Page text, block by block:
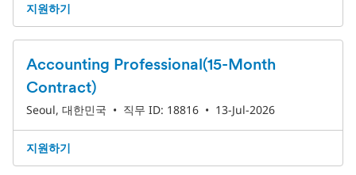
지원하기
Accounting Professional(15-Month
Contract)
Seoul, 대한민국 • 직무 ID: 18816 • 13-Jul-2026
지원하기